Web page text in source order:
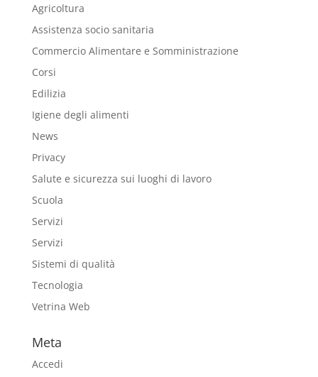
Agricoltura
Assistenza socio sanitaria
Commercio Alimentare e Somministrazione
Corsi
Edilizia
Igiene degli alimenti
News
Privacy
Salute e sicurezza sui luoghi di lavoro
Scuola
Servizi
Servizi
Sistemi di qualità
Tecnologia
Vetrina Web
Meta
Accedi